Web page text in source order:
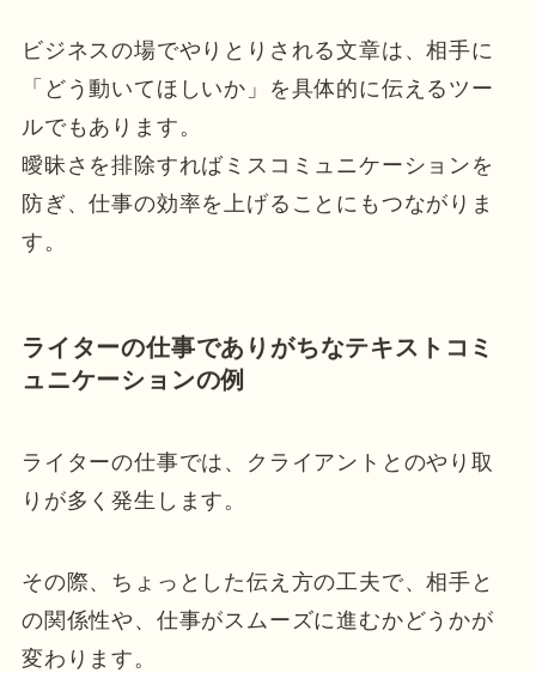
ビジネスの場でやりとりされる文章は、相手に
「どう動いてほしいか」を具体的に伝えるツー
ルでもあります。
曖昧さを排除すればミスコミュニケーションを
防ぎ、仕事の効率を上げることにもつながりま
す。
ライターの仕事でありがちなテキストコミ
ュニケーションの例
ライターの仕事では、クライアントとのやり取
りが多く発生します。
その際、ちょっとした伝え方の工夫で、相手と
の関係性や、仕事がスムーズに進むかどうかが
変わります。